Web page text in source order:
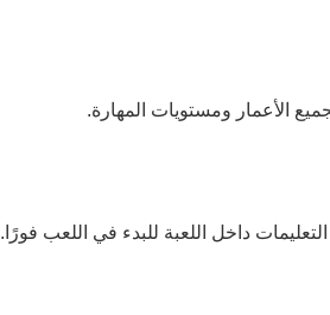
الأعمار ومستويات المهارة.
داخل اللعبة للبدء في اللعب فورًا.